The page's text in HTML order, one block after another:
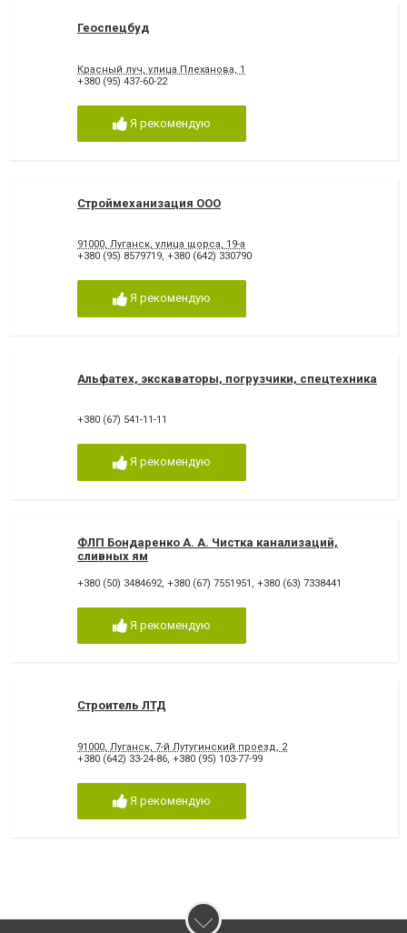
Геоспецбуд
Красный луч, улица Плеханова, 1
+380 (95) 437-60-22
Я рекомендую
Строймеханизация ООО
91000, Луганск, улица щорса, 19-а
+380 (95) 8579719, +380 (642) 330790
Я рекомендую
Альфатех, экскаваторы, погрузчики, спецтехника
+380 (67) 541-11-11
Я рекомендую
ФЛП Бондаренко А. А. Чистка канализаций,
сливных ям
+380 (50) 3484692, +380 (67) 7551951 , +380 (63) 7338441
Я рекомендую
Строитель ЛТД
91000, Луганск, 7-й Лутугинский проезд, 2
+380 (642) 33-24-86, +380 (95) 103-77-99
Я рекомендую